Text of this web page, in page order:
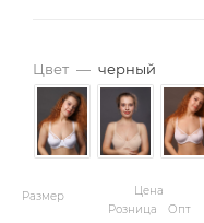
Цвет — черный
Размер
Цена
Розница
Опт